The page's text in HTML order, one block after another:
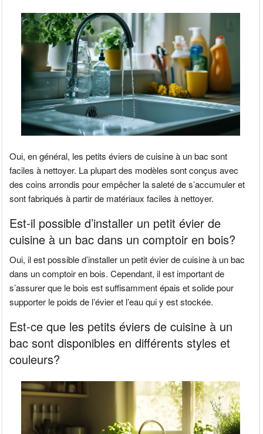
Oui, en général, les petits éviers de cuisine à un bac sont
faciles à nettoyer. La plupart des modèles sont conçus avec
des coins arrondis pour empêcher la saleté de s’accumuler et
sont fabriqués à partir de matériaux faciles à nettoyer.
Est-il possible d’installer un petit évier de
cuisine à un bac dans un comptoir en bois?
Oui, il est possible d’installer un petit évier de cuisine à un bac
dans un comptoir en bois. Cependant, il est important de
s’assurer que le bois est suffisamment épais et solide pour
supporter le poids de l’évier et l’eau qui y est stockée.
Est-ce que les petits éviers de cuisine à un
bac sont disponibles en différents styles et
couleurs?